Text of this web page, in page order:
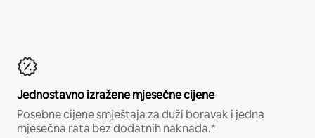
Jednostavno izražene mjesečne cijene
Posebne cijene smještaja za duži boravak i jedna
mjesečna rata bez dodatnih naknada.*